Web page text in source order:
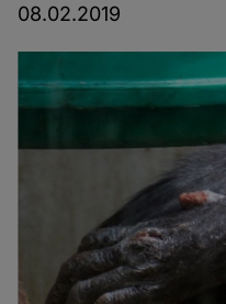
08.02.2019